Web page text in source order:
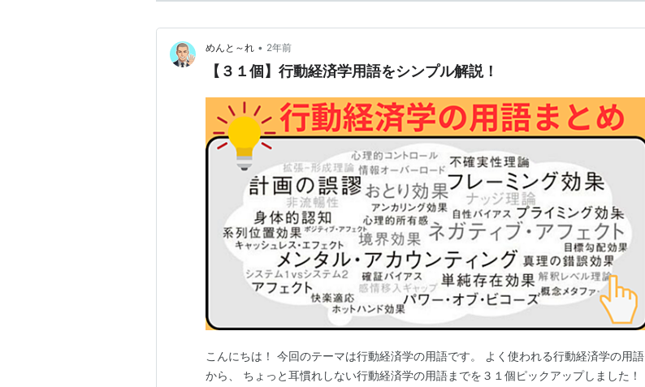
めんと～れ • 2年前
【３１個】行動経済学用語をシンプル解説！
こんにちは！ 今回のテーマは行動経済学の用語です。 よく使われる行動経済学の用語
から、 ちょっと耳慣れしない行動経済学の用語までを３１個ピックアップしました！